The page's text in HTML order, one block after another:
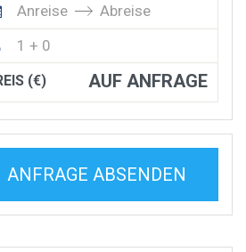
Anreise
Abreise
1 + 0
(€) AUF ANFRAGE
ANFRAGE ABSENDEN